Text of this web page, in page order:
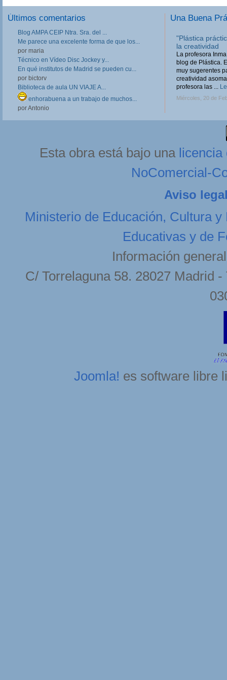
Últimos comentarios
Blog AMPA CEIP Ntra. Sra. del ...
Me parece una excelente forma de que los...
por maria
Técnico en Vídeo Disc Jockey y...
En qué institutos de Madrid se pueden cu...
por bictorv
Biblioteca de aula UN VIAJE A...
enhorabuena a un trabajo de muchos...
por Antonio
Una Buena
Reutilizar es
‘Reutilizar es
a la materia de
sobre todo, a los
pero cuenta con
Domingo, 24 de
Esta obra está bajo una licencia
NoComercial-
Aviso
Ministerio de Educación, Cultura y
Educativas y de
Información
C/ Torrelaguna 58. 28027 Madrid
Joomla! es software libre